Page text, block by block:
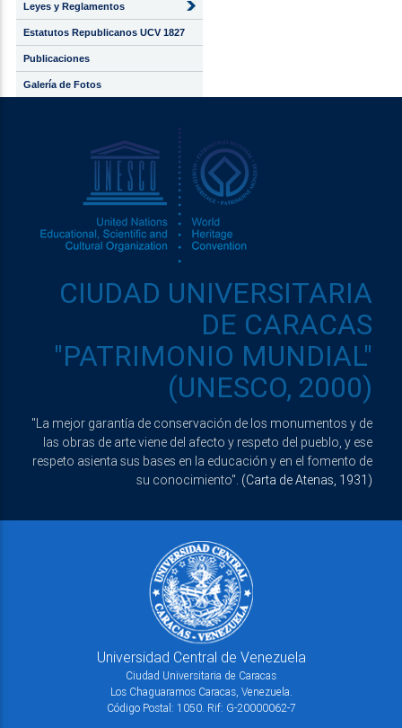
Leyes y Reglamentos
Estatutos Republicanos UCV 1827
Publicaciones
Galería de Fotos
CIUDAD UNIVERSITARIA
DE CARACAS
"PATRIMONIO MUNDIAL"
(UNESCO, 2000)
"La mejor garantía de conservación de los monumentos y de
las obras de arte viene del afecto y respeto del pueblo, y ese
respeto asienta sus bases en la educación y en el fomento de
su conocimiento". (Carta de Atenas, 1931)
Universidad Central de Venezuela
Ciudad Universitaria de Caracas
Los Chaguaramos Caracas, Venezuela.
Código Postal: 1050. Rif: G-20000062-7